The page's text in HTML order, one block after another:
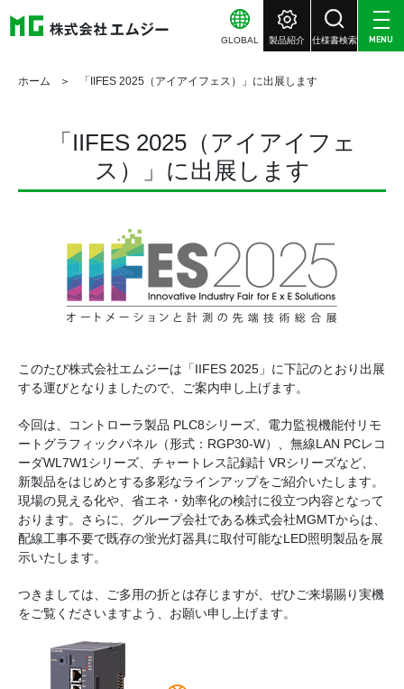
GLOBAL 製品紹介 仕様書検索 MENU
ホーム 「IIFES 2025（アイアイフェス）」に出展します
「IIFES 2025（アイアイフェ
ス）」に出展します
このたび株式会社エムジーは「IIFES 2025」に下記のとおり出展
する運びとなりましたので、ご案内申し上げます。
今回は、コントローラ製品 PLC8シリーズ、電力監視機能付リモ
ートグラフィックパネル（形式：RGP30-W）、無線LAN PCレコ
ーダWL7W1シリーズ、チャートレス記録計 VRシリーズなど、
新製品をはじめとする多彩なラインアップをご紹介いたします。
現場の見える化や、省エネ・効率化の検討に役立つ内容となって
おります。さらに、グループ会社である株式会社MGMTからは、
配線工事不要で既存の蛍光灯器具に取付可能なLED照明製品を展
示いたします。
つきましては、ご多用の折とは存じますが、ぜひご来場賜り実機
をご覧くださいますよう、お願い申し上げます。